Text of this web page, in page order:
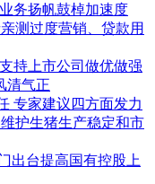
务扬帆鼓棹加速度
测过度营销、贷款用
持上市公司做优做强
清气正
专家建议四方面发力
护生猪生产稳定和市
出台提高国有控股上